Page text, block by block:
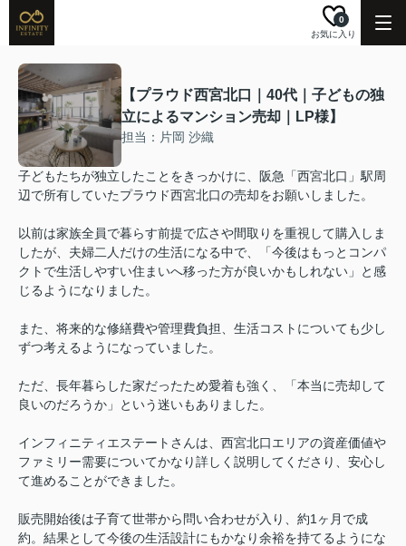
お気に入り
0
【プラウド西宮北口｜40代｜子どもの独
立によるマンション売却｜LP様】
担当：片岡 沙織
子どもたちが独立したことをきっかけに、阪急「西宮北口」駅周
辺で所有していたプラウド西宮北口の売却をお願いしました。
以前は家族全員で暮らす前提で広さや間取りを重視して購入しま
したが、夫婦二人だけの生活になる中で、「今後はもっとコンパ
クトで生活しやすい住まいへ移った方が良いかもしれない」と感
じるようになりました。
また、将来的な修繕費や管理費負担、生活コストについても少し
ずつ考えるようになっていました。
ただ、長年暮らした家だったため愛着も強く、「本当に売却して
良いのだろうか」という迷いもありました。
インフィニティエステートさんは、西宮北口エリアの資産価値や
ファミリー需要についてかなり詳しく説明してくださり、安心し
て進めることができました。
販売開始後は子育て世帯から問い合わせが入り、約1ヶ月で成
約。結果として今後の生活設計にもかなり余裕を持てるようにな